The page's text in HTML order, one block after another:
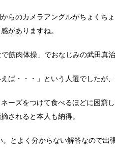
らのカメラアングルがちょくち
がありますね。
筋肉体操」でおなじみの武田真治
ば・・・」という人選でしたが
ーズをつけて食べるほどに困窮
されると本人も納得。
とよく分からない解答なので出